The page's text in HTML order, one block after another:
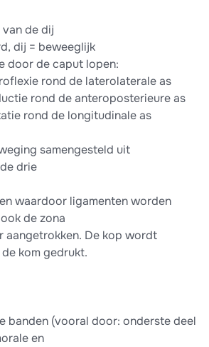
van de dij
dij = beweeglijk
door de caput lopen:
rond de laterolaterale as
rond de anteroposterieure as
rond de longitudinale as
samengesteld uit
drie
waardoor ligamenten worden
de zona
aangetrokken. De kop wordt
kom gedrukt.
banden (vooral door: onderste deel
en